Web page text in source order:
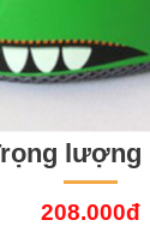
lượng
208.000đ